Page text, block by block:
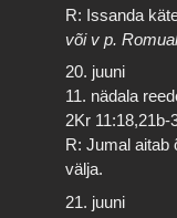
R: Issanda
või v p.
20. juuni
11. nädala
2Kr
R: Jumal aitab
välja.
21. juuni